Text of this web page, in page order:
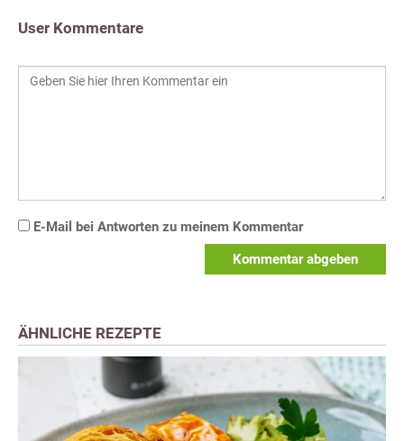
User Kommentare
E-Mail bei Antworten zu meinem Kommentar
Kommentar abgeben
ÄHNLICHE REZEPTE